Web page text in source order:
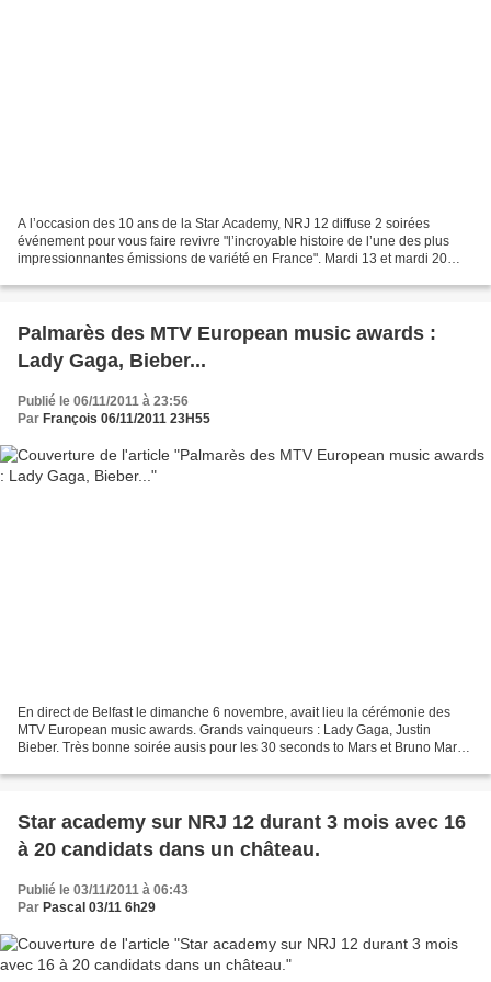
A l’occasion des 10 ans de la Star Academy, NRJ 12 diffuse 2 soirées
événement pour vous faire revivre "l’incroyable histoire de l’une des plus
impressionnantes émissions de variété en France". Mardi 13 et mardi 20
Palmarès des MTV European music awards :
Lady Gaga, Bieber...
Publié le 06/11/2011 à 23:56
Par François 06/11/2011 23H55
En direct de Belfast le dimanche 6 novembre, avait lieu la cérémonie des
MTV European music awards. Grands vainqueurs : Lady Gaga, Justin
Bieber. Très bonne soirée ausis pour les 30 seconds to Mars et Bruno Mars.
Star academy sur NRJ 12 durant 3 mois avec 16
à 20 candidats dans un château.
Publié le 03/11/2011 à 06:43
Par Pascal 03/11 6h29